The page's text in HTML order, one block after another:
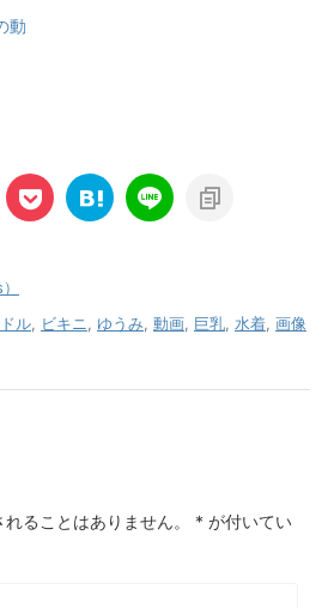
動
ル ビキニ ゆうみ 動画 巨乳 水着 画像
ることはありません。 * が付いてい